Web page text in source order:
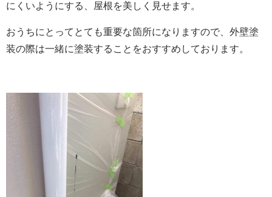
にくいようにする、屋根を美しく見せます。
おうちにとってとても重要な箇所になりますので、外壁塗
装の際は一緒に塗装することをおすすめしております。